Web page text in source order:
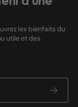
les bienfaits du
utile et des